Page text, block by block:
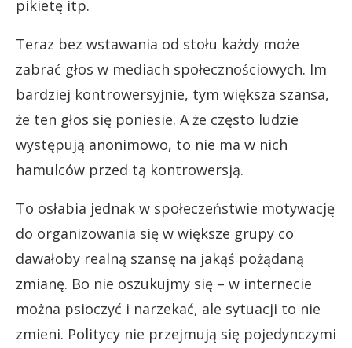
pikietę itp.
Teraz bez wstawania od stołu każdy może
zabrać głos w mediach społecznościowych. Im
bardziej kontrowersyjnie, tym większa szansa,
że ten głos się poniesie. A że często ludzie
występują anonimowo, to nie ma w nich
hamulców przed tą kontrowersją.
To osłabia jednak w społeczeństwie motywację
do organizowania się w większe grupy co
dawałoby realną szansę na jakąś pożądaną
zmianę. Bo nie oszukujmy się – w internecie
można psioczyć i narzekać, ale sytuacji to nie
zmieni. Politycy nie przejmują się pojedynczymi